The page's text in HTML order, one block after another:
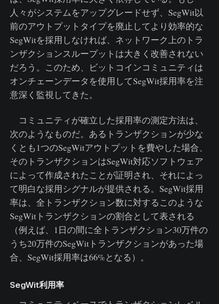
人々がシステムをアップグレードせず、SegWit以
前のアウトプットタイプを廃止してより効率的な
SegWitを採用しなければ、ネットワーク上のトラ
ンザクションスループットは大きく改善されない
だろう。このため、ビットコインコミュニティは
オンチェーンデータを使用してSegWit採用率を注
意深く監視してきた。
コミュニティが確立した採用率の測定方法は、
次のようなものだ。あるトランザクションが少な
くとも1つのSegWitアウトプットを費やした場合、
そのトランザクションはSegWit対応ソフトウェア
によって作成されたことが証明され、それによっ
て明白な採用シグナルが提供される。SegWit採用
率は、全トランザクション数に対するこのような
SegWitトランザクションの割合として表される
（例えば、1日の間に全トランザクション30万件の
うち20万件のSegWitトランザクションがあった場
合、SegWit採用率は66%となる）。
SegWit利用率